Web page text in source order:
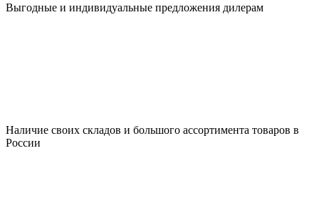
Выгодные и индивидуальные предложения дилерам
Наличие своих складов и большого ассортимента товаров в
России